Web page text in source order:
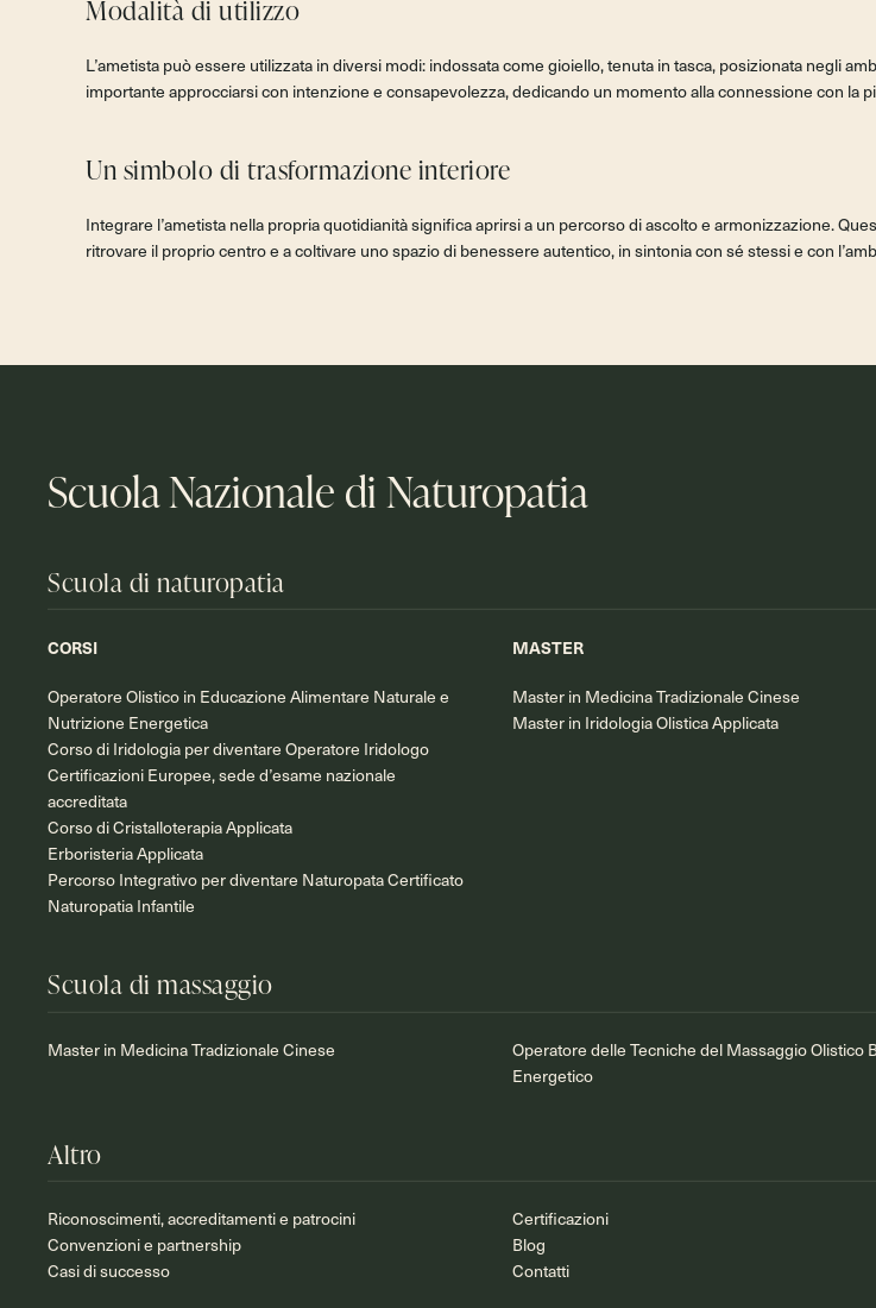
Modalità di utilizzo
L’ametista può essere utilizzata in diversi modi: indossata come gioiello, tenuta in tasca, posizionata negli
importante approcciarsi con intenzione e consapevolezza, dedicando un momento alla connessione con la
Un simbolo di trasformazione interiore
Integrare l’ametista nella propria quotidianità significa aprirsi a un percorso di ascolto e armonizzazione.
ritrovare il proprio centro e a coltivare uno spazio di benessere autentico, in sintonia con sé stessi e con
Scuola Nazionale di Naturopatia
Scuola di naturopatia
CORSI
Operatore Olistico in Educazione Alimentare Naturale e
Nutrizione Energetica
Corso di Iridologia per diventare Operatore Iridologo
Certificazioni Europee, sede d’esame nazionale
accreditata
Corso di Cristalloterapia Applicata
Erboristeria Applicata
Percorso Integrativo per diventare Naturopata Certificato
Naturopatia Infantile
MASTER
Master in Medicina Tradizionale Cinese
Master in Iridologia Olistica Applicata
Scuola di massaggio
Master in Medicina Tradizionale Cinese
Operatore delle Tecniche del Massaggio Olistico
Energetico
Altro
Riconoscimenti, accreditamenti e patrocini
Convenzioni e partnership
Casi di successo
Certificazioni
Blog
Contatti